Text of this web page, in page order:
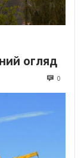
огляд
0